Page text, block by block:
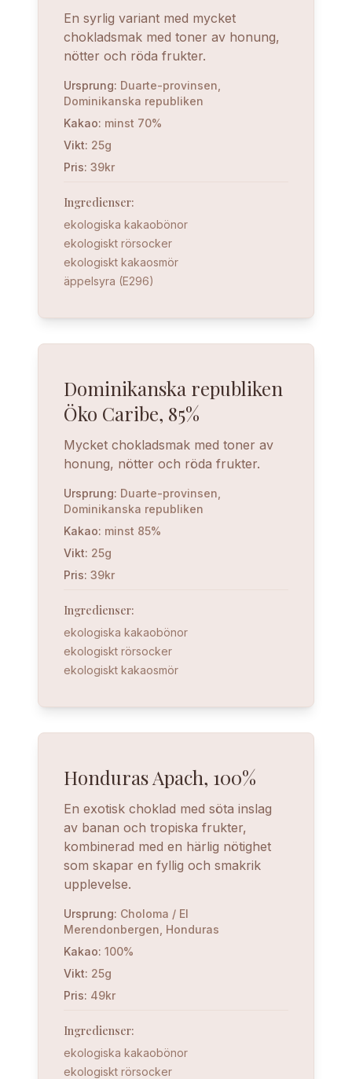
En syrlig variant med mycket
chokladsmak med toner av honung,
nötter och röda frukter.
Ursprung: Duarte-provinsen,
Dominikanska republiken
Kakao: minst 70%
Vikt: 25g
Pris: 39kr
Ingredienser:
ekologiska kakaobönor
ekologiskt rörsocker
ekologiskt kakaosmör
äppelsyra (E296)
Dominikanska republiken
Öko Caribe, 85%
Mycket chokladsmak med toner av
honung, nötter och röda frukter.
Ursprung: Duarte-provinsen,
Dominikanska republiken
Kakao: minst 85%
Vikt: 25g
Pris: 39kr
Ingredienser:
ekologiska kakaobönor
ekologiskt rörsocker
ekologiskt kakaosmör
Honduras Apach, 100%
En exotisk choklad med söta inslag
av banan och tropiska frukter,
kombinerad med en härlig nötighet
som skapar en fyllig och smakrik
upplevelse.
Ursprung: Choloma / El
Merendonbergen, Honduras
Kakao: 100%
Vikt: 25g
Pris: 49kr
Ingredienser:
ekologiska kakaobönor
ekologiskt rörsocker